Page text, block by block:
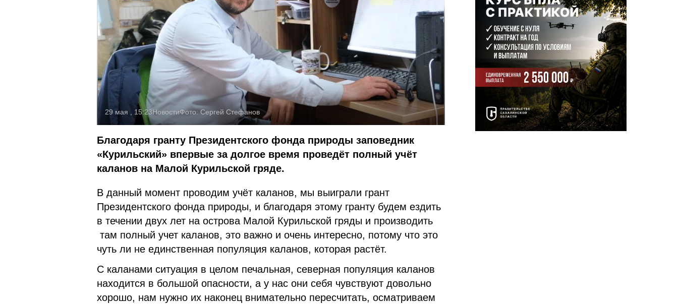
29 мая , 15:23НовостиФото: Сергей Стефанов
Благодаря гранту Президентского фонда природы заповедник
«Курильский» впервые за долгое время проведёт полный учёт
каланов на Малой Курильской гряде.
В данный момент проводим учёт каланов, мы выиграли грант
Президентского фонда природы, и благодаря этому гранту будем ездить
в течении двух лет на острова Малой Курильской гряды и производить
там полный учет каланов, это важно и очень интересно, потому что это
чуть ли не единственная популяция каланов, которая растёт.
С каланами ситуация в целом печальная, северная популяция каланов
находится в большой опасности, а у нас они себя чувствуют довольно
хорошо, нам нужно их наконец внимательно пересчитать, осматриваем